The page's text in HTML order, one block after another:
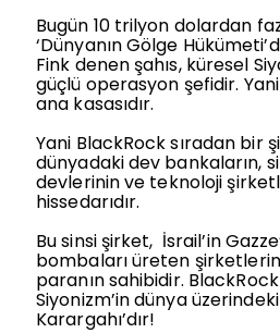
Bugün 10 trilyon dolardan
‘Dünyanın Gölge
Fink denen şahıs, küresel
güçlü operasyon şefidir.
ana kasasıdır.
Yani BlackRock sıradan bir
dünyadaki dev bankaların,
devlerinin ve teknoloji
hissedarıdır.
Bu sinsi şirket, İsrail’in
bombaları üreten şirketlerin
paranın sahibidir.
Siyonizm’in dünya
Karargahı’dır!